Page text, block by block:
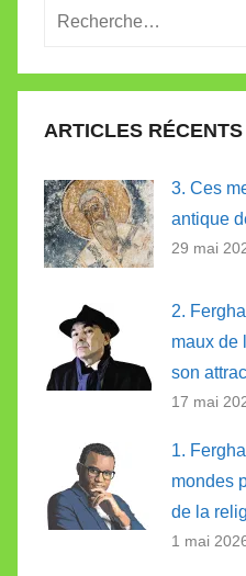
Recherche
:
ARTICLES RÉCENTS
3. Ces
antique
29 mai
2.
maux de
son
17 mai
1.
mondes
de la
1 mai